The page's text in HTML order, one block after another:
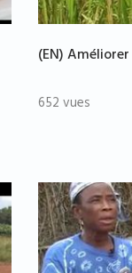
(EN)
652 vues